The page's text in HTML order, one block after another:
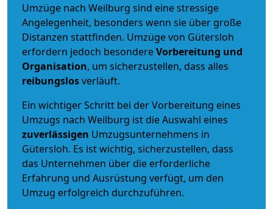
Umzüge nach Weilburg sind eine stressige
Angelegenheit, besonders wenn sie über große
Distanzen stattfinden. Umzüge von Gütersloh
erfordern jedoch besondereVorbereitung und
Organisation, um sicherzustellen, dass alles
reibungslosverläuft.
Ein wichtiger Schritt bei der Vorbereitung eines
Umzugs nach Weilburg ist die Auswahl eines
zuverlässigen Umzugsunternehmens in
Gütersloh. Es ist wichtig, sicherzustellen, dass
das Unternehmen über die erforderliche
Erfahrung und Ausrüstung verfügt, um den
Umzug erfolgreich durchzuführen.